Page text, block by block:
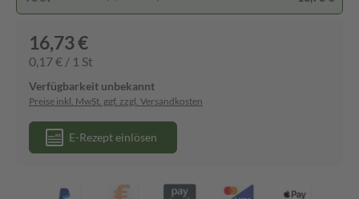
16,73 €
0,17 € / 1 St
Verfügbarkeit unbekannt
Preise inkl. MwSt. ggf. zzgl. Versandkosten
E-Rezept einlösen